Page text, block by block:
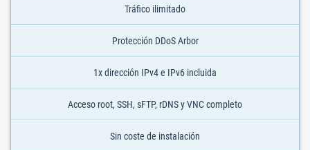
Tráfico ilimitado
Protección DDoS Arbor
1x dirección IPv4 e IPv6 incluida
Acceso root, SSH, sFTP, rDNS y VNC completo
Sin coste de instalación